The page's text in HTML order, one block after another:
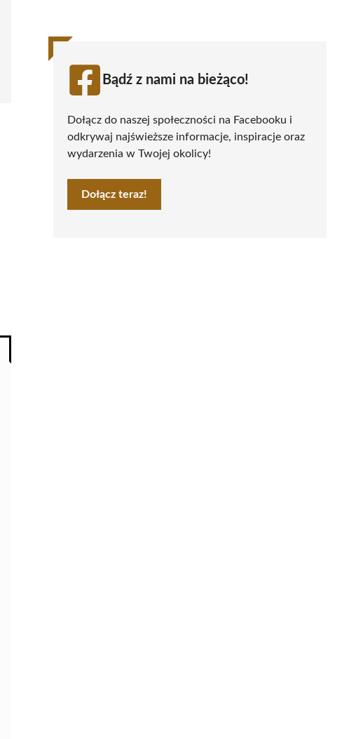
Bądź z nami na bieżąco!
Dołącz do naszej społeczności na Facebooku i
odkrywaj najświeższe informacje, inspiracje oraz
wydarzenia w Twojej okolicy!
Dołącz teraz!